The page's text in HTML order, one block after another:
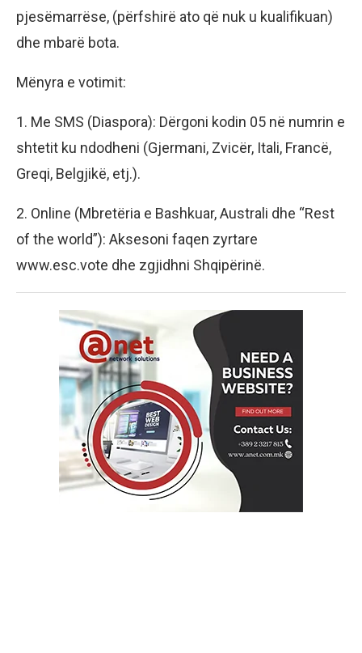
pjesëmarrëse, (përfshirë ato që nuk u kualifikuan)
dhe mbarë bota.
Mënyra e votimit:
1. Me SMS (Diaspora): Dërgoni kodin 05 në numrin e
shtetit ku ndodheni (Gjermani, Zvicër, Itali, Francë,
Greqi, Belgjikë, etj.).
2. Online (Mbretëria e Bashkuar, Australi dhe “Rest
of the world”): Aksesoni faqen zyrtare
www.esc.vote dhe zgjidhni Shqipërinë.